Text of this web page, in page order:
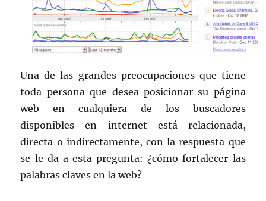
Una de las grandes preocupaciones que tiene
toda persona que desea posicionar su página
web en cualquiera de los buscadores
disponibles en internet está relacionada,
directa o indirectamente, con la respuesta que
se le da a esta pregunta: ¿cómo fortalecer las
palabras claves en la web?